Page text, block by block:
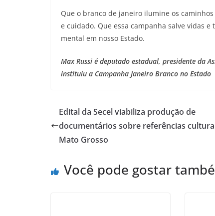
Que o branco de janeiro ilumine os
e cuidado. Que essa campanha salve vidas
mental em nosso Estado.
Max Russi é deputado estadual, presidente da
instituiu a Campanha Janeiro Branco no Estado
Edital da Secel viabiliza produção de
documentários sobre referências
Mato Grosso
Você pode gostar